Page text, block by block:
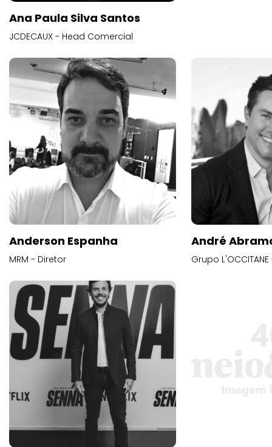
Ana Paula Silva Santos
JCDECAUX - Head Comercial
Anderson Espanha
MRM - Diretor
André
Grupo